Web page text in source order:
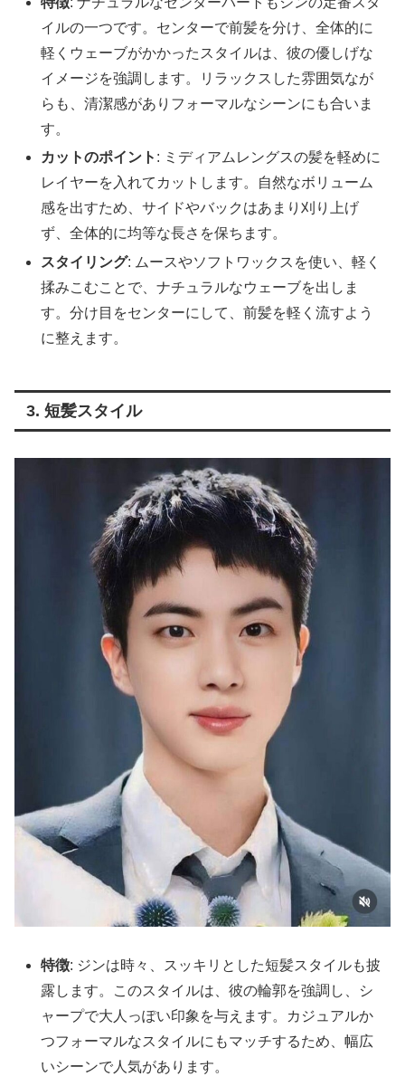
イルの一つです。センターで前髪を分け、全体的に
軽くウェーブがかかったスタイルは、彼の優しげな
イメージを強調します。リラックスした雰囲気なが
らも、清潔感がありフォーマルなシーンにも合いま
す。
カットのポイント : ミディアムレングスの髪を軽めに
レイヤーを入れてカットします。自然なボリューム
感を出すため、サイドやバックはあまり刈り上げ
ず、全体的に均等な長さを保ちます。
スタイリング: ムースやソフトワックスを使い、軽く
揉みこむことで、ナチュラルなウェーブを出しま
す。分け目をセンターにして、前髪を軽く流すよう
に整えます。
3. 短髪スタイル
特徴: ジンは時々、スッキリとした短髪スタイルも披
露します。このスタイルは、彼の輪郭を強調し、シ
ャープで大人っぽい印象を与えます。カジュアルか
つフォーマルなスタイルにもマッチするため、幅広
いシーンで人気があります。